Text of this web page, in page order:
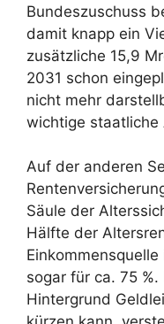
Bundeszuschuss
damit knapp ein
zusätzliche 15,9
2031 schon
nicht mehr
wichtige
Auf der anderen
Säule der
Hälfte der
sogar für ca. 75
Hintergrund